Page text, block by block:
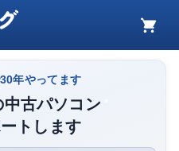
カ
ト
年やってます
古パソコン
トします